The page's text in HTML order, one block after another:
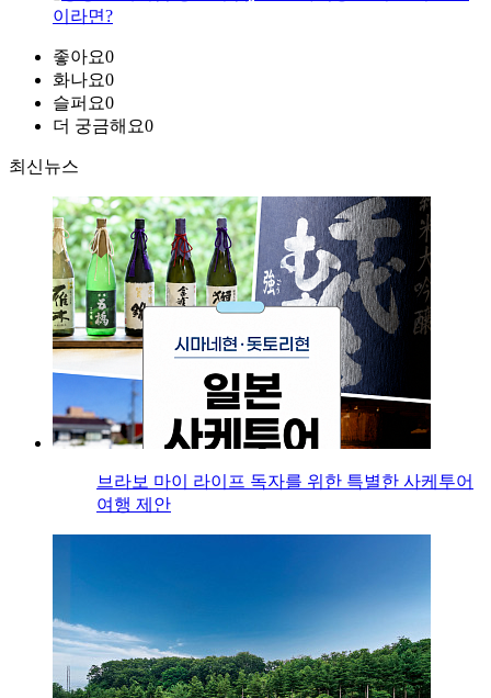
이라면?
좋아요0
화나요0
슬퍼요0
더 궁금해요0
최신뉴스
브라보 마이 라이프 독자를 위한 특별한 사케투어
여행 제안